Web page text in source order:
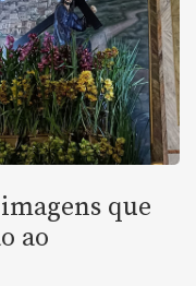
que
ao